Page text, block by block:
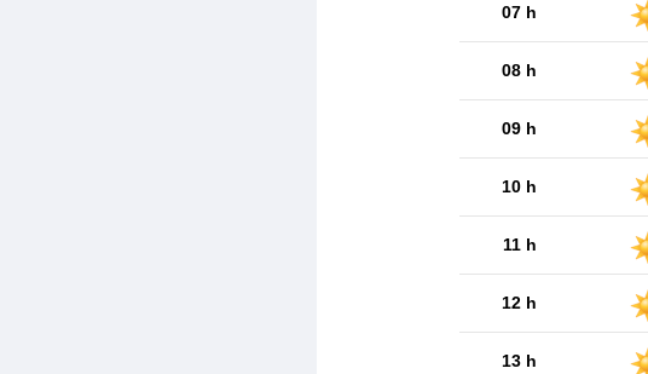
07 h
08 h
09 h
10 h
11 h
12 h
13 h